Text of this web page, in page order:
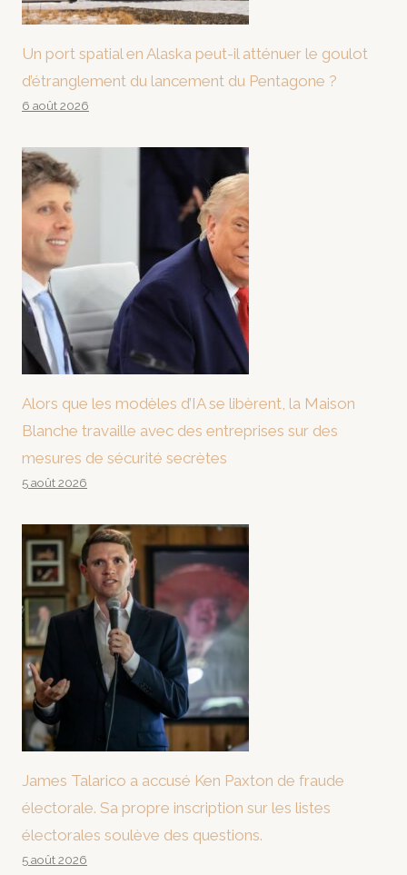
Un port spatial en Alaska peut-il atténuer le goulot
d’étranglement du lancement du Pentagone ?
6 août 2026
Alors que les modèles d’IA se libèrent, la Maison
Blanche travaille avec des entreprises sur des
mesures de sécurité secrètes
5 août 2026
James Talarico a accusé Ken Paxton de fraude
électorale. Sa propre inscription sur les listes
électorales soulève des questions.
5 août 2026